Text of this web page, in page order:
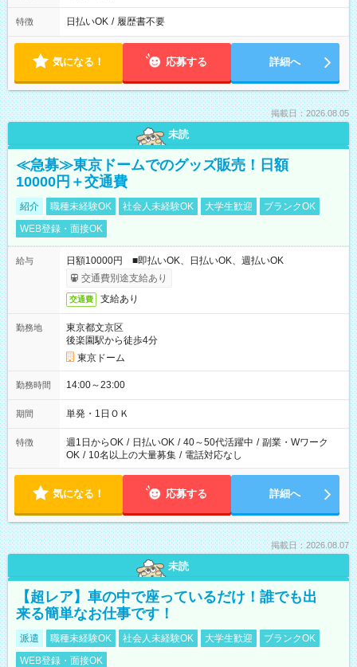
特徴 日払いOK / 履歴書不要
気になる！ 応募する 詳細へ
掲載日：2026.08.05
未読
≪急募≫東京ドームでのグッズ販売！日額
10000円＋交通費
紹介 職種未経験OK 社会人未経験OK 大学生歓迎
ブランクOK
WEB登録・面接OK
給与
日額10000円 ■即払いOK、日払いOK、週払いOK
交通費別途支給あり
交通費 支給あり
勤務地
東京都文京区
後楽園駅から徒歩4分
東京ドーム
勤務時間 14:00～23:00
期間 単発・1日ＯＫ
特徴 週1日からOK / 日払いOK / 40～50代活躍中 / 副業・Wワーク
OK / 10名以上の大量募集 / 電話対応なし
気になる！ 応募する 詳細へ
掲載日：2026.08.07
未読
【超レア】車の中で座っているだけ！誰でも出
来る簡単なお仕事です！
派遣 職種未経験OK 社会人未経験OK 大学生歓迎
ブランクOK
WEB登録・面接OK